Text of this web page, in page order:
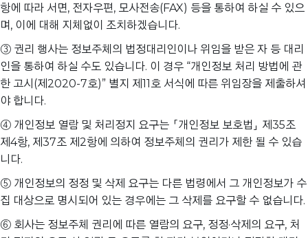
항에 따라 서면, 전자우편, 모사전송(FAX) 등을 통하여 하실 수 있으
며, 이에 대해 지체없이 조치하겠습니다.
③ 권리 행사는 정보주체의 법정대리인이나 위임을 받은 자 등 대리
인을 통하여 하실 수도 있습니다. 이 경우 “개인정보 처리 방법에 관
한 고시(제2020-7호)” 별지 제11호 서식에 따른 위임장을 제출하셔
야 합니다.
④ 개인정보 열람 및 처리정지 요구는 「개인정보 보호법」 제35조
제4항, 제37조 제2항에 의하여 정보주체의 권리가 제한 될 수 있습
니다.
⑤ 개인정보의 정정 및 삭제 요구는 다른 법령에서 그 개인정보가 수
집 대상으로 명시되어 있는 경우에는 그 삭제를 요구할 수 없습니다.
⑥ 회사는 정보주체 권리에 따른 열람의 요구, 정정·삭제의 요구, 처